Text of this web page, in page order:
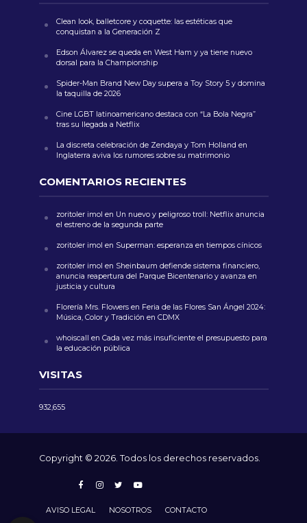
Clean look, balletcore y coquette: las estéticas que
conquistan a la Generación Z
Edson Álvarez se queda en West Ham y ya tiene nuevo
dorsal para la Championship
Spider-Man Brand New Day supera a Toy Story 5 y domina
la taquilla de 2026
Cine LGBT latinoamericano destaca con “La Bola Negra”
tras su llegada a Netflix
La discreta celebración de Zendaya y Tom Holland en
Inglaterra aviva los rumores sobre su matrimonio
COMENTARIOS RECIENTES
zoritoler imol en Un nuevo y peligroso troll: Netflix anuncia
el estreno de la segunda parte
zoritoler imol en Superman: esperanza en tiempos cínicos
zoritoler imol en Sheinbaum defiende sistema financiero,
anuncia reapertura del Parque Bicentenario y avanza en
justicia y cultura
Florería Mrs. Flowersen Feria de las Flores San Ángel 2024:
Música, Color y Tradición en CDMX
whoiscall en Cada vez más insuficiente el presupuesto para
la educación pública
VISITAS
932,655
Copyright © 2026. Todos los derechos reservados.
AVISO LEGAL NOSOTROS CONTACTO